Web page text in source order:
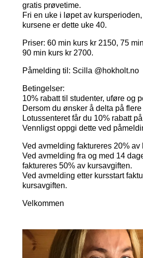
gratis prøvetime.
Fri en uke i løpet av
kursene er dette uke 40.
Priser: 60 min kurs kr 2150, 75
90 min kurs kr 2700.
Påmelding til: Scilla @hokholt.no
Betingelser:
10% rabatt til studenter, uføre og
Dersom du ønsker å delta på flere
Lotussenteret får du 10% rabatt
Vennligst oppgi dette ved
Ved avmelding faktureres 20% av
Ved avmelding fra og med 14
faktureres 50% av kursavgiften.
Ved avmelding etter kursstart
kursavgiften.
Velkommen